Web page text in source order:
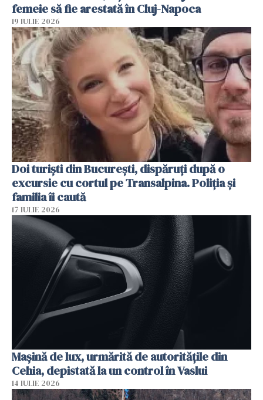
femeie să fie arestată în Cluj-Napoca
19 IULIE 2026
Doi turiști din București, dispăruți după o
excursie cu cortul pe Transalpina. Poliția și
familia îi caută
17 IULIE 2026
Mașină de lux, urmărită de autoritățile din
Cehia, depistată la un control în Vaslui
14 IULIE 2026